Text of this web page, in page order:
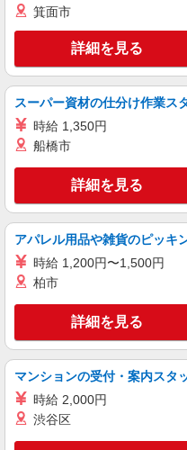
太春寺/
キープ
派遣社員
株式会社kotrio /●KT-H-2014948
千里中央
職場へ★サ
時給
通費全支給(
キープ
株式会社kotrio /●KT-H-1956904
牧落駅★シ
けマンショ
時給
大阪府
箕面市
詳細を見る
スーパー資材の仕分け作業ス
時給 1,350円
船橋市
詳細を見る
アパレル用品や雑貨のピッキ
時給 1,200円〜1,500円
柏市
詳細を見る
マンションの受付・案内スタ
時給 2,000円
渋谷区